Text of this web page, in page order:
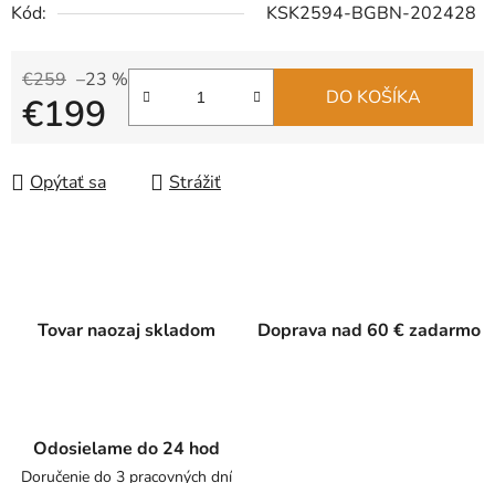
Kód:
KSK2594-BGBN-202428
€259 –23 %
€199 DO KOŠÍKA
Opýtať sa Strážiť
Tovar naozaj skladom Doprava nad 60 € zadarmo
Odosielame do 24 hod
Doručenie do 3 pracovných dní